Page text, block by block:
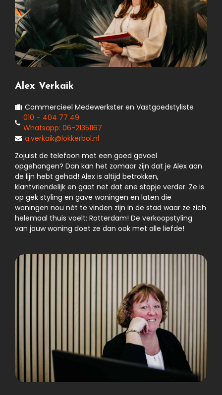
Alex Verkaik
Commercieel Medewerkster en Vastgoedstyliste
010 – 404 77 49
Whatsapp: 06-21351167
a.verkaik@lokkerbol.nl
Zojuist de telefoon met een goed gevoel
opgehangen? Dan kan het zomaar zijn dat je Alex aan
de lijn hebt gehad! Alex is altijd betrokken,
klantvriendelijk en gaat net dat ene stapje verder. Ze is
op gek styling en gave woningen en laten die
woningen nou nét te vinden zijn in de stad waar ze zich
helemaal thuis voelt: Rotterdam! De verkoopstyling
van jouw woning doet ze dan ook met alle liefde!